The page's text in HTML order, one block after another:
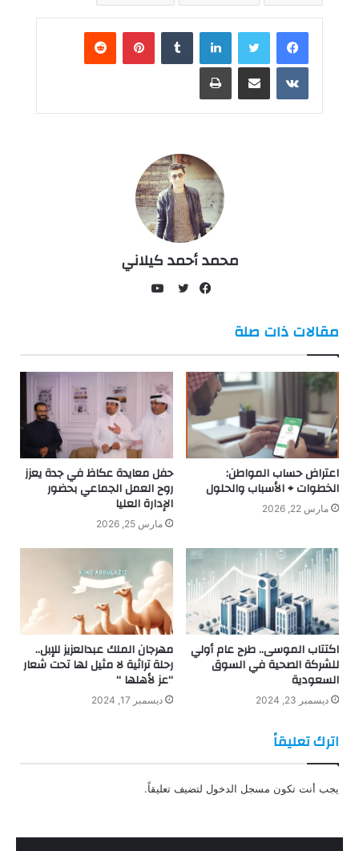
لينكدإن بينتيريست
مشاركة عبر البريد طباعة
محمد أحمد كيلاني
مقالات ذات صلة
اعتراض حساب المواطن:
الخطوات + الأسباب والحلول
مارس 22, 2026
حفل معايدة عكاظ في جدة يعزز
روح العمل الجماعي بحضور
الإدارة العليا
مارس 25, 2026
اكتتاب الموسى.. طرح عام أولي
للشركة الصحية في السوق
السعودية
ديسمبر 23, 2024
مهرجان الملك عبدالعزيز للإبل..
رحلة تراثية لا مثيل لها تحت شعار
“عز لأهلها “
ديسمبر 17, 2024
اترك تعليقاً
يجب أنت تكون مسجل الدخول لتضيف تعليقاً.